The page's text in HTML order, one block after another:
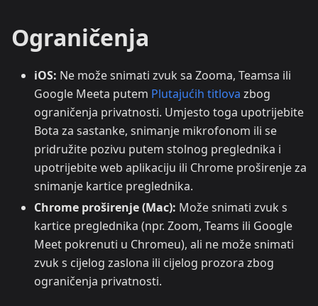
Ograničenja
iOS: Ne može snimati zvuk sa Zooma, Teamsa ili
Google Meeta putem Plutajućih titlova zbog
ograničenja privatnosti. Umjesto toga upotrijebite
Bota za sastanke, snimanje mikrofonom ili se
pridružite pozivu putem stolnog preglednika i
upotrijebite web aplikaciju ili Chrome proširenje za
snimanje kartice preglednika.
Chrome proširenje (Mac): Može snimati zvuk s
kartice preglednika (npr. Zoom, Teams ili Google
Meet pokrenuti u Chromeu), ali ne može snimati
zvuk s cijelog zaslona ili cijelog prozora zbog
ograničenja privatnosti.